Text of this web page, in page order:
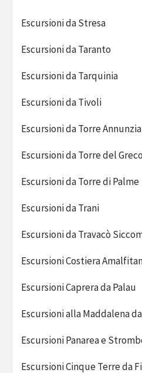
Escursioni da Stresa
Escursioni da Taranto
Escursioni da Tarquinia
Escursioni da Tivoli
Escursioni da Torre
Escursioni da Torre del Greco
Escursioni da Torre di Palme
Escursioni da Trani
Escursioni da Travacò
Escursioni Costiera
Escursioni Caprera da Palau
Escursioni alla Maddalena
Escursioni Panarea e
Escursioni Cinque Terre da